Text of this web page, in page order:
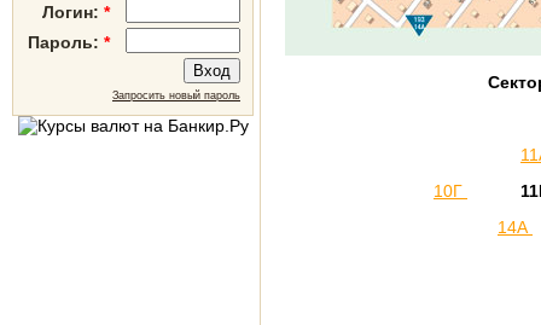
Логин: *
Пароль: *
Запросить новый пароль
10Г
14А